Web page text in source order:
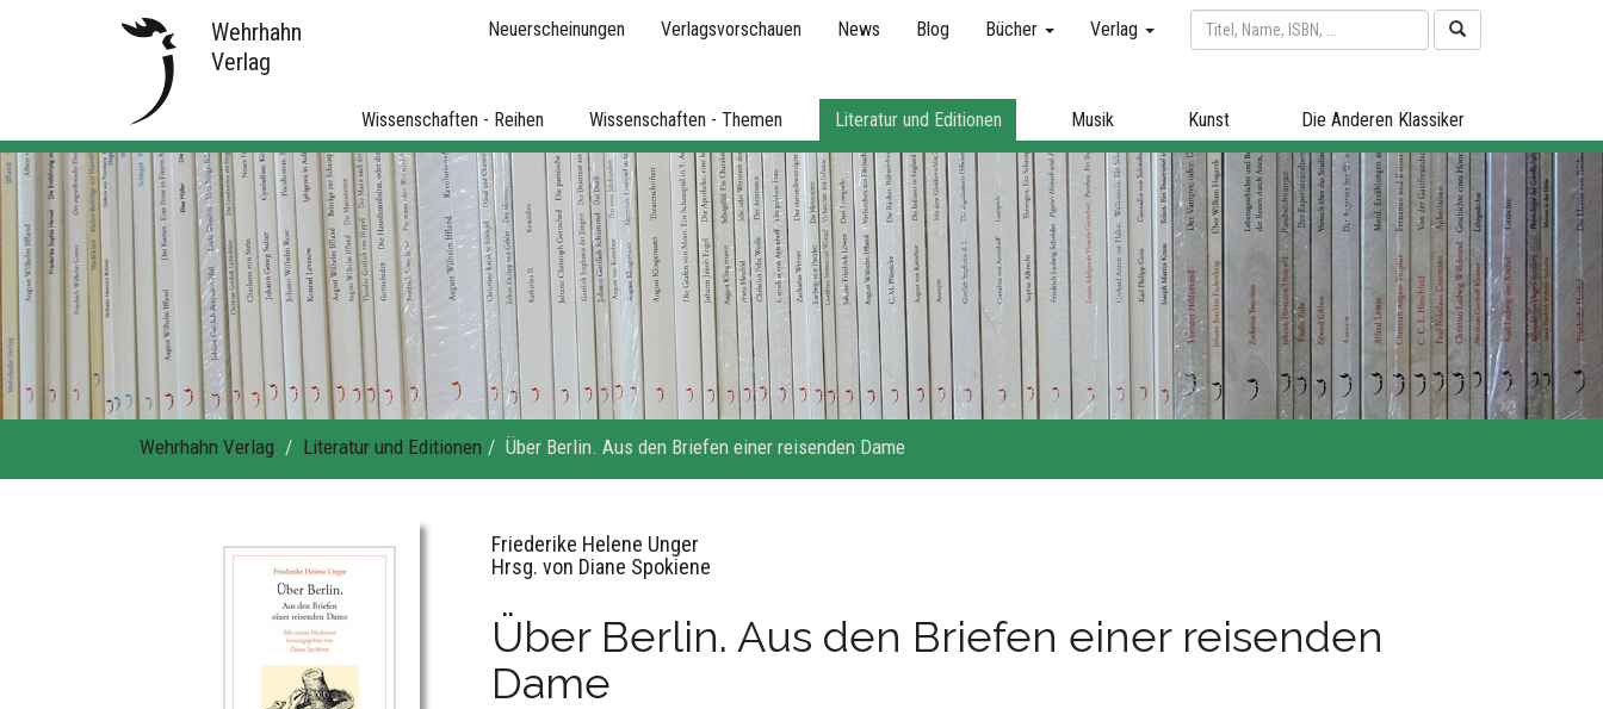
Wehrhahn
Verlag
Neuerscheinungen Verlagsvorschauen News Blog Bücher Verlag
Wissenschaften - Reihen Wissenschaften - Themen Literatur und Editionen Musik Kunst Die Anderen Klassiker
Wehrhahn Verlag Literatur und Editionen Über Berlin. Aus den Briefen einer reisenden Dame
Friederike Helene Unger
Hrsg. von Diane Spokiene
Über Berlin. Aus den Briefen einer reisenden
Dame